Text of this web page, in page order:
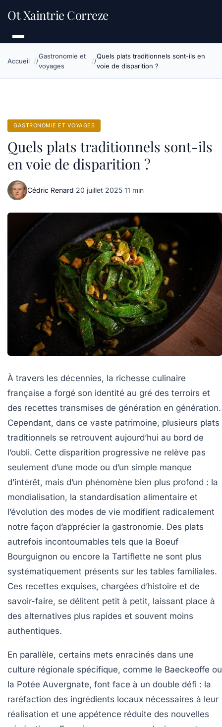
Ot Xaintrie Correze
Accueil
Gastronomie et
voyages
Quels plats traditionnels sont-ils en
voie de disparition ?
GASTRONOMIE ET VOYAGES
Quels plats traditionnels sont-ils
en voie de disparition ?
Cédric Renard·20 juillet 2025·11 min
À travers les décennies, la richesse culinaire
française a forgé son identité au gré des terroirs et
des recettes transmises de génération en génération.
Cependant, dans ce vaste patrimoine, plusieurs plats
traditionnels se retrouvent aujourd’hui au bord de
l’oubli. Cette disparition progressive ne relève pas
seulement d’une mode ou d’un simple manque
d’intérêt, mais d’un phénomène bien plus profond : la
mondialisation, la standardisation alimentaire et
l’évolution des modes de vie modifient radicalement
notre façon d’apprécier la gastronomie. Des plats
autrefois incontournables tels que la Boeuf
Bourguignon ou encore la Tartiflette ne sont plus
systématiquement présents sur les tables familiales.
Ces recettes exquises, chargées d’histoire et de
savoir-faire, se délitent petit à petit, laissant place à
des alternatives plus rapides et souvent moins
authentiques.
En parallèle, certains mets enracinés dans une
culture régionale spécifique, comme le Baeckeoffe ou
la Potée Auvergnate, font face à un double défi : la
raréfaction des ingrédients locaux nécessaires à leur
réalisation et une appétence réduite des nouvelles